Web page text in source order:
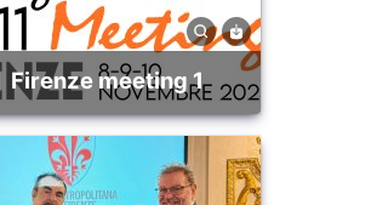
firenze meeting 1